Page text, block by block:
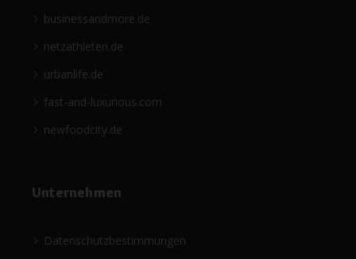
businessandmore.de
netzathleten.de
urbanlife.de
fast-and-luxurious.com
newfoodcity.de
Unternehmen
Datenschutzbestimmungen